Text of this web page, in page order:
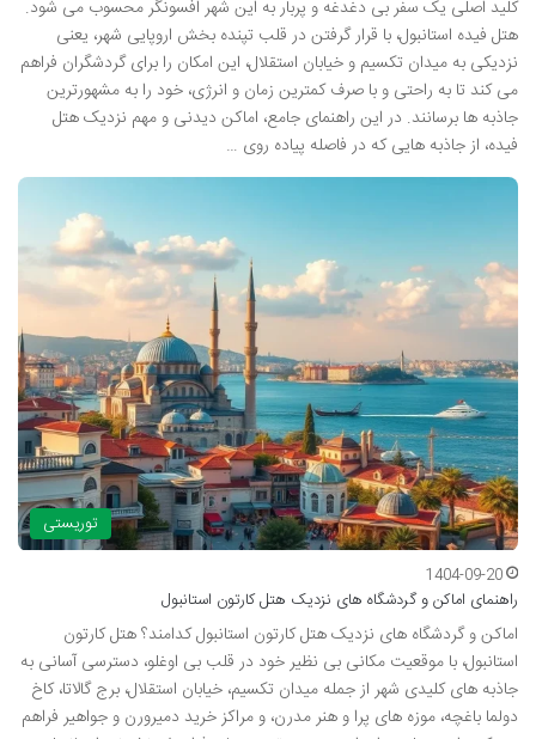
کلید اصلی یک سفر بی دغدغه و پربار به این شهر افسونگر محسوب می شود.
هتل فیده استانبول، با قرار گرفتن در قلب تپنده بخش اروپایی شهر، یعنی
نزدیکی به میدان تکسیم و خیابان استقلال، این امکان را برای گردشگران فراهم
می کند تا به راحتی و با صرف کمترین زمان و انرژی، خود را به مشهورترین
جاذبه ها برسانند. در این راهنمای جامع، اماکن دیدنی و مهم نزدیک هتل
فیده، از جاذبه هایی که در فاصله پیاده روی …
توریستی
1404-09-20
راهنمای اماکن و گردشگاه های نزدیک هتل کارتون استانبول
اماکن و گردشگاه های نزدیک هتل کارتون استانبول کدامند؟ هتل کارتون
استانبول، با موقعیت مکانی بی نظیر خود در قلب بی اوغلو، دسترسی آسانی به
جاذبه های کلیدی شهر از جمله میدان تکسیم، خیابان استقلال، برج گالاتا، کاخ
دولما باغچه، موزه های پرا و هنر مدرن، و مراکز خرید دمیرورن و جواهیر فراهم